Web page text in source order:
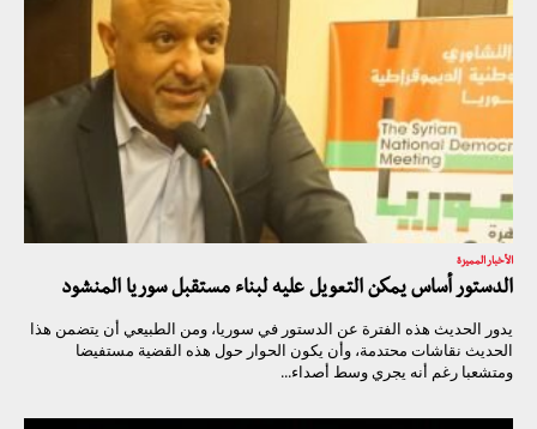
الأخبار المميزة
الدستور أساس يمكن التعويل عليه لبناء مستقبل سوريا المنشود
يدور الحديث هذه الفترة عن الدستور في سوريا، ومن الطبيعي أن يتضمن هذا
الحديث نقاشات محتدمة، وأن يكون الحوار حول هذه القضية مستفيضا
ومتشعبا رغم أنه يجري وسط أصداء...